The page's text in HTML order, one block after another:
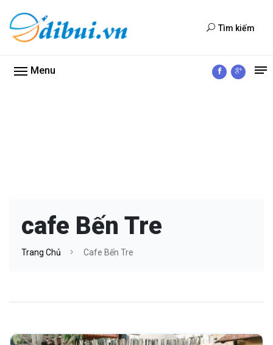
Tìm kiếm
Menu
cafe Bến Tre
Trang Chủ Cafe Bến Tre